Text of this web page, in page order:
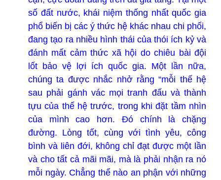
số đất nước, khái niệm thống nhất quốc gia
phổ biến bị các ý thức hệ khác nhau chi phối,
đang tạo ra nhiều hình thái của thói ích kỷ và
đánh mất cảm thức xã hội do chiêu bài đội
lốt bảo vệ lợi ích quốc gia. Một lần nữa,
chúng ta được nhắc nhở rằng “mỗi thế hệ
sau phải gánh vác mọi tranh đấu và thành
tựu của thế hệ trước, trong khi đặt tầm nhìn
của mình cao hơn. Đó chính là chặng
đường. Lòng tốt, cùng với tình yêu, công
bình và liên đới, không chỉ đạt được một lần
và cho tất cả mãi mãi, mà là phải nhận ra nó
mỗi ngày. Chẳng thể nào an phận với những